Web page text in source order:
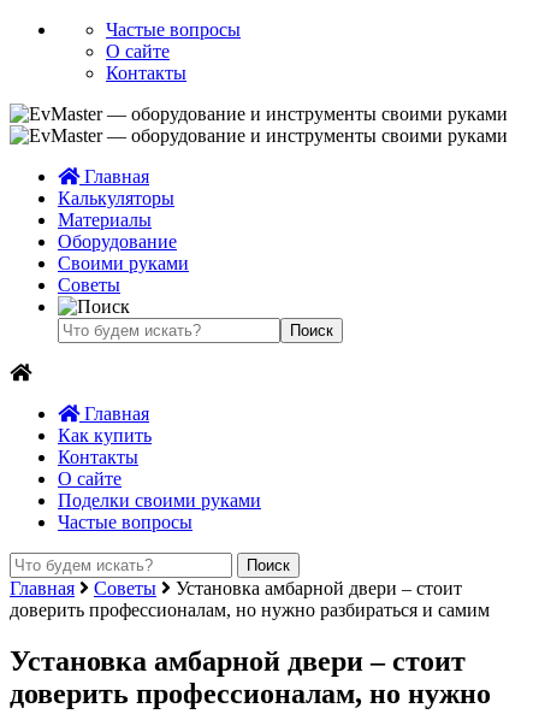
Частые вопросы
О сайте
Контакты
Главная
Калькуляторы
Материалы
Оборудование
Своими руками
Советы
Главная
Как купить
Контакты
О сайте
Поделки своими руками
Частые вопросы
Главная Советы
Установка амбарной двери – стоит
доверить профессионалам, но нужно разбираться и самим
Установка амбарной двери – стоит
доверить профессионалам, но нужно